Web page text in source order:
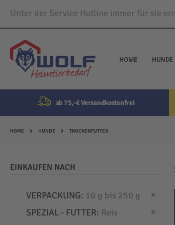
Unter der Service Hotline immer für sie
Direkt
zum
Inhalt
HOME HUNDE
ab 75,-€ Versandkostenfrei
HOME HUNDE TROCKENFUTTER
EINKAUFEN NACH
VERPACKUNG 10 g bis 250 g
SPEZIAL - FUTTER Reis